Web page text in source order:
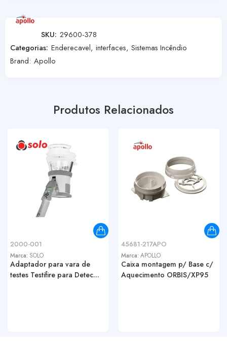
SKU: 29600-378
Categorias: Enderecavel, interfaces, Sistemas Incêndio
Brand: Apollo
Produtos Relacionados
2000-001
Marca: SOLO
Adaptador para vara de
testes Testifire para Detec...
45681-217APO
Marca: APOLLO
Caixa montagem p/ Base c/
Aquecimento ORBIS/XP95